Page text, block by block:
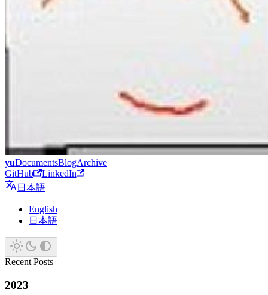
yuDocumentsBlogArchive
GitHub
LinkedIn
日本語
English
日本語
Recent Posts
2023